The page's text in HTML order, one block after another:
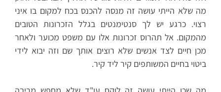
מה שלא הייתי עושה זה מנסה להכנס בכח למקום בו איני
רצוי. כרגע יש לך סנטימנטים בגלל הזכרונות הטובים
מהמקום. אל תהרוס זכרונות אלו עם משפט מכוער ולאחר
מכן חיים לצד אנשים שלא רוצים אותך שם וזה יבוא לידי
ביטוי בחיים המשותפים קיר ליד קיר.